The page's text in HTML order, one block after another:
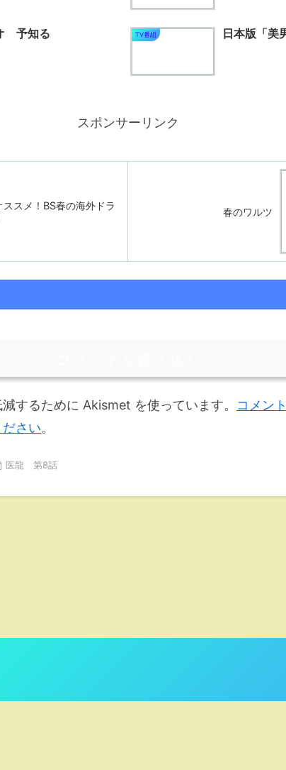
予知る TV番組 日本版「美
スポンサーリンク
ススメ！BS春の海外ドラ
春のワルツ
するために Akismet を使っています。 コメン
さい。
医龍 第8話